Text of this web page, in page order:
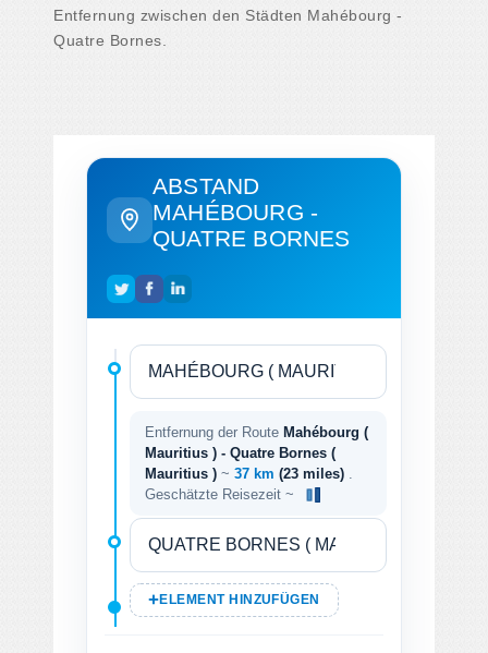
Entfernung zwischen den Städten Mahébourg -
Quatre Bornes.
ABSTAND
MAHÉBOURG -
QUATRE BORNES
Entfernung der Route Mahébourg (
Mauritius ) - Quatre Bornes (
Mauritius ) ~ 37 km (23 miles)
Geschätzte Reisezeit ~
ELEMENT HINZUFÜGEN